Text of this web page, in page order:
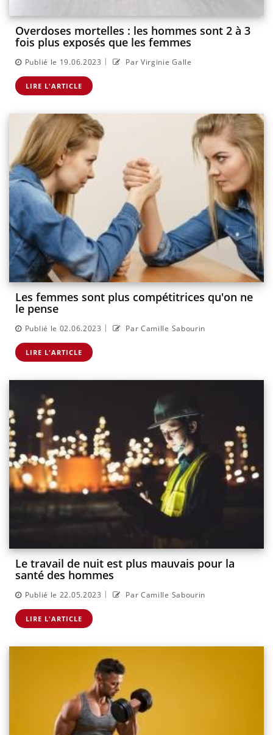
Overdoses mortelles : les hommes sont 2 à 3
fois plus exposés que les femmes
Publié le 19.06.2023 | Par Virginie Galle
LIRE L'ARTICLE
Les femmes sont plus compétitrices qu'on ne
le pense
Publié le 02.06.2023 | Par Camille Sabourin
LIRE L'ARTICLE
Le travail de nuit est plus mauvais pour la
santé des hommes
Publié le 22.05.2023 | Par Camille Sabourin
LIRE L'ARTICLE